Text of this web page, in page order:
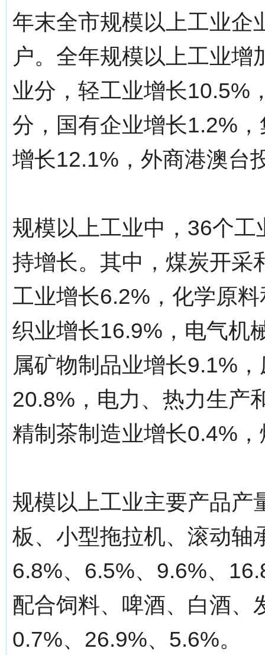
年末全市规模以上工业企
户。全年规模以上工业
业分，轻工业增长10.5%
分，国有企业增长1.2%
增长12.1%，外商港澳台
规模以上工业中，36个
持增长。其中，煤炭开采
工业增长6.2%，化学原
织业增长16.9%，电气机
属矿物制品业增长9.1%
20.8%，电力、热力生产
精制茶制造业增长0.4%
规模以上工业主要产品产
板、小型拖拉机、滚动轴
6.8%、6.5%、9.6%、
配合饲料、啤酒、白酒、
0.7%、26.9%、5.6%。